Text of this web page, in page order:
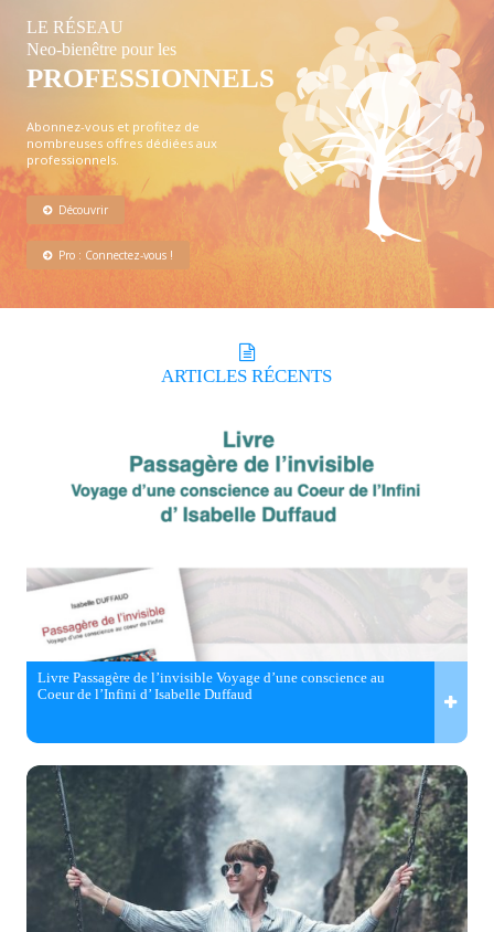
LE RÉSEAU
Neo-bienêtre pour les
PROFESSIONNELS
Abonnez-vous et profitez de
nombreuses offres dédiées aux
professionnels.
Découvrir
Pro : Connectez-vous !
ARTICLES RÉCENTS
Livre Passagère de l’invisible Voyage d’une conscience au
Coeur de l’Infini d’ Isabelle Duffaud